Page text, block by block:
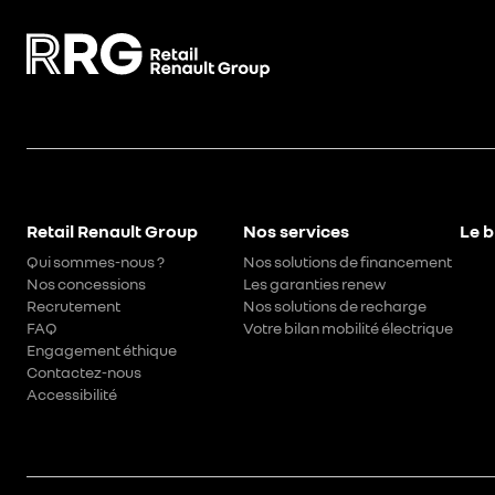
Retail Renault Group
Qui sommes-nous ?
Nos concessions
Recrutement
FAQ
Engagement éthique
Contactez-nous
Accessibilité
Nos services
Nos solutions de financement
Les garanties renew
Nos solutions de recharge
Votre bilan mobilité électrique
Le